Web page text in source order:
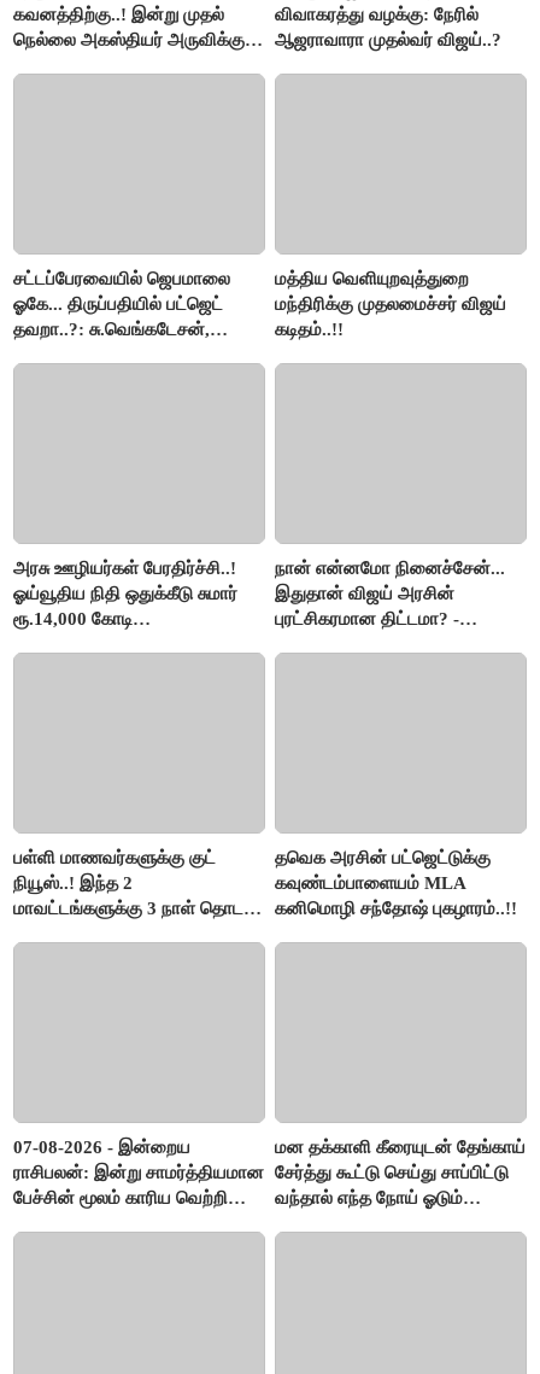
கவனத்திற்கு..! இன்று முதல்
நெல்லை அகஸ்தியர் அருவிக்கு
விவாகரத்து வழக்கு: நேரில்
ஆஜராவாரா முதல்வர் விஜய்..?
சட்டப்பேரவையில் ஜெபமாலை
ஓகே... திருப்பதியில் பட்ஜெட்
தவறா..?: சு.வெங்கடேசன்,
மத்திய வெளியுறவுத்துறை
மந்திரிக்கு முதலமைச்சர் விஜய்
கடிதம்..!!
அரசு ஊழியர்கள் பேரதிர்ச்சி..!
ஓய்வூதிய நிதி ஒதுக்கீடு சுமார்
ரூ.14,000 கோடி
நான் என்னமோ நினைச்சேன்...
இதுதான் விஜய் அரசின்
புரட்சிகரமான திட்டமா? -
பள்ளி மாணவர்களுக்கு குட்
நியூஸ்..! இந்த 2
மாவட்டங்களுக்கு 3 நாள் தொடர்
தவெக அரசின் பட்ஜெட்டுக்கு
கவுண்டம்பாளையம் MLA
கனிமொழி சந்தோஷ் புகழாரம்..!!
07-08-2026 - இன்றைய
ராசிபலன்: இன்று சாமர்த்தியமான
பேச்சின் மூலம் காரிய வெற்றி
மன தக்காளி கீரையுடன் தேங்காய்
சேர்த்து கூட்டு செய்து சாப்பிட்டு
வந்தால் எந்த நோய் ஓடும்